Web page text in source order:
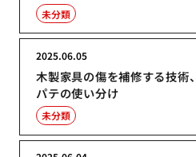
未分類
木製家具の傷を補修する技術
パテの使い分け
2025.06.05
未分類